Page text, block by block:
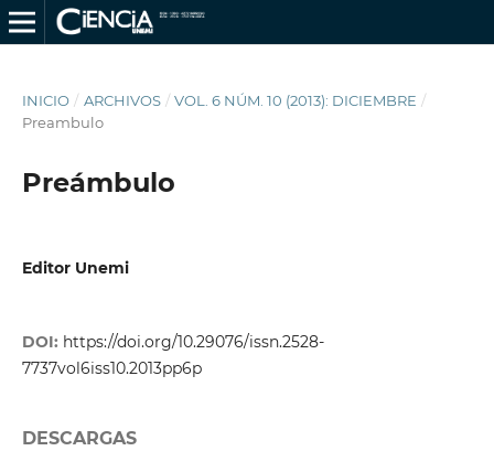
INICIO / ARCHIVOS / VOL. 6 NÚM. 10 (2013): DICIEMBRE /
Preambulo
Preámbulo
Editor Unemi
DOI: https://doi.org/10.29076/issn.2528-
7737vol6iss10.2013pp6p
DESCARGAS